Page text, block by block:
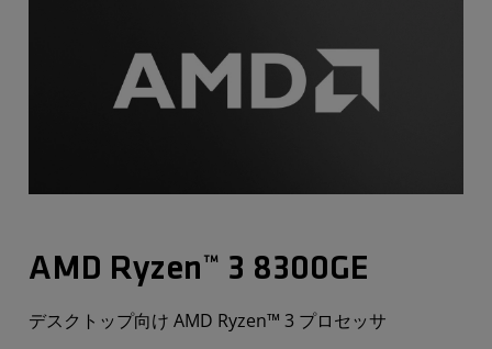
AMD Ryzen™ 3 8300GE
デスクトップ向け AMD Ryzen™ 3 プロセッサ